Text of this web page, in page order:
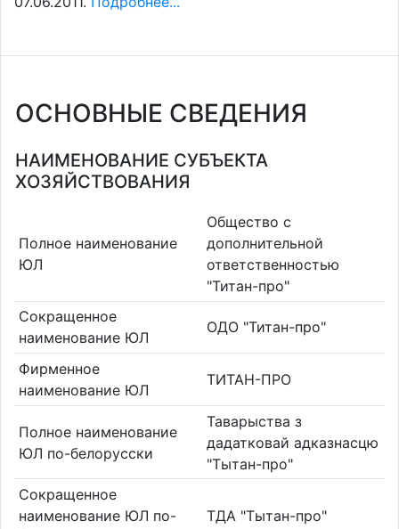
ОСНОВНЫЕ СВЕДЕНИЯ
НАИМЕНОВАНИЕ СУБЪЕКТА
ХОЗЯЙСТВОВАНИЯ
Полное наименование
ЮЛ
Общество с
дополнительной
ответственностью
"Титан-про"
Сокращенное
наименование ЮЛ
ОДО "Титан-про"
Фирменное
наименование ЮЛ
ТИТАН-ПРО
Полное наименование
ЮЛ по-белорусски
Таварыства з
дадатковай адказнасцю
"Тытан-про"
Сокращенное
наименование ЮЛ по-
ТДА "Тытан-про"